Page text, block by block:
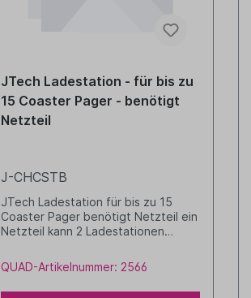
JTech Ladestation - für bis zu
15 Coaster Pager - benötigt
Netzteil
J-CHCSTB
JTech Ladestation für bis zu 15
Coaster Pager benötigt Netzteil ein
Netzteil kann 2 Ladestationen
QUAD-Artikelnummer: 2566